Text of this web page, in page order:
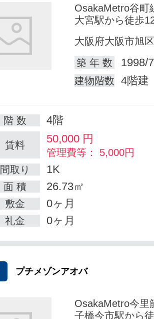
OsakaMetro谷町
大宮駅から徒歩
大阪府大阪市旭
築 年 数
1998/
建物階数 4階建
階 数 4階
賃料 50,000 円
管理費等： 5,000円
間取り
1K
面 積 26.73㎡
敷金 0ヶ月
礼金 0ヶ月
プチメゾンアオバ
OsakaMetro今里
子橋今市駅から